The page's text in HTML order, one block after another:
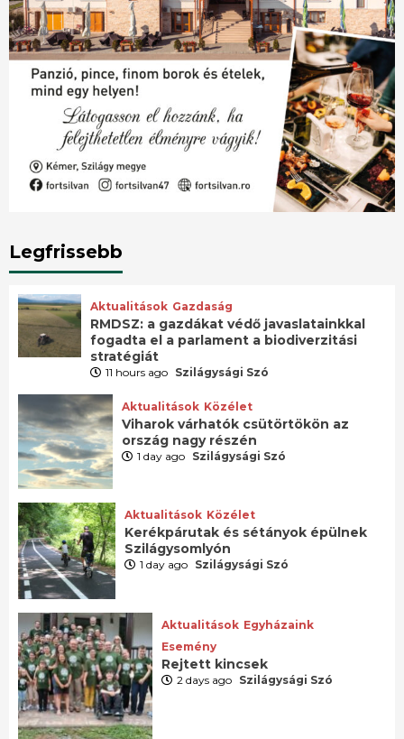
Legfrissebb
Aktualitások Gazdaság
RMDSZ: a gazdákat védő javaslatainkkal
fogadta el a parlament a biodiverzitási
stratégiát
11 hours ago Szilágysági Szó
Aktualitások Közélet
Viharok várhatók csütörtökön az
ország nagy részén
1 day ago Szilágysági Szó
Aktualitások Közélet
Kerékpárutak és sétányok épülnek
Szilágysomlyón
1 day ago Szilágysági Szó
Aktualitások Egyházaink
Esemény
Rejtett kincsek
2 days ago Szilágysági Szó